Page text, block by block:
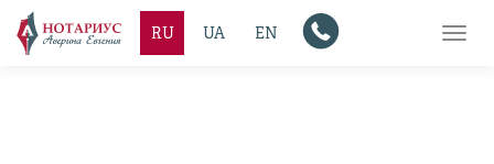
RU UA EN